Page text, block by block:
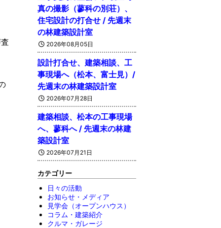
真の撮影（蓼科の別荘）、
住宅設計の打合せ / 先週末
の林建築設計室
2026年08月05日
設計打合せ、建築相談、工
事現場へ（松本、富士見）/
先週末の林建築設計室
2026年07月28日
建築相談、松本の工事現場
へ、蓼科へ / 先週末の林建
築設計室
2026年07月21日
カテゴリー
日々の活動
お知らせ・メディア
見学会（オープンハウス）
コラム・建築紹介
クルマ・ガレージ